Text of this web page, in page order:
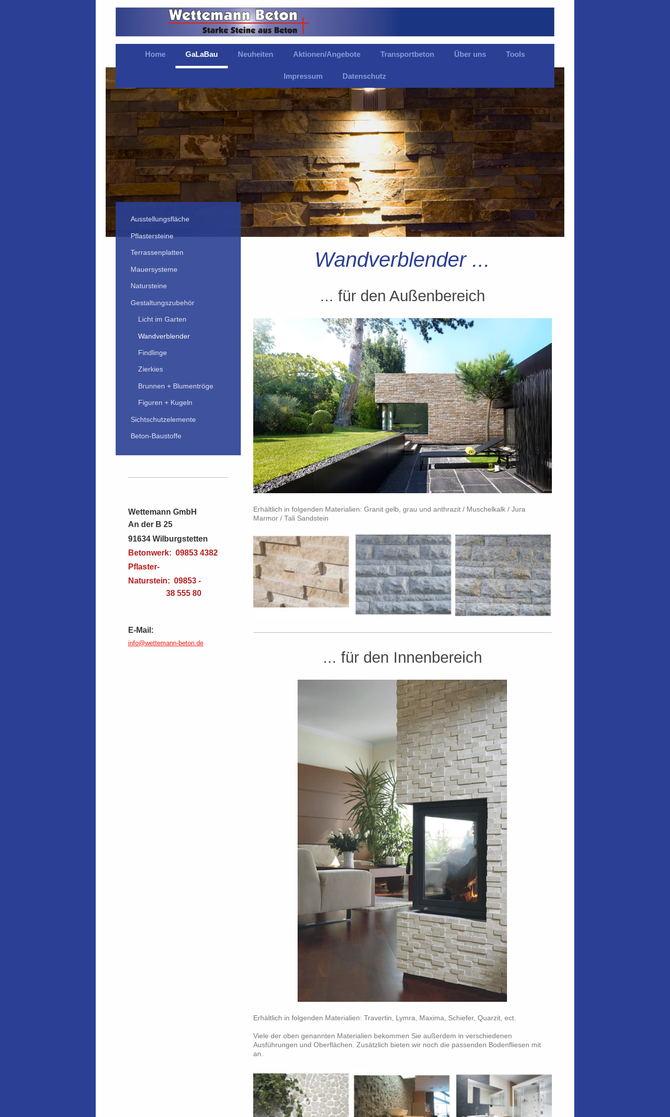
Home GaLaBau Neuheiten Aktionen/Angebote Transportbeton Über uns Tools
Impressum Datenschutz
Wandverblender ...
... für den Außenbereich
Erhältlich in folgenden Materialien: Granit gelb, grau und anthrazit / Muschelkalk / Jura
Marmor / Tali Sandstein
... für den Innenbereich
Erhältlich in folgenden Materialien: Travertin, Lymra, Maxima, Schiefer, Quarzit, ect.
Viele der oben genannten Materialien bekommen Sie außerdem in verschiedenen
Ausführungen und Oberflächen. Zusätzlich bieten wir noch die passenden Bodenfliesen mit
an.
Ausstellungsfläche
Pflastersteine
Terrassenplatten
Mauersysteme
Natursteine
Gestaltungszubehör
Licht im Garten
Wandverblender
Findlinge
Zierkies
Brunnen + Blumentröge
Figuren + Kugeln
Sichtschutzelemente
Beton-Baustoffe
Wettemann GmbH
An der B 25
91634 Wilburgstetten
Betonwerk: 09853 4382
Pflaster-
Naturstein: 09853 -
38 555 80
E-Mail:
info@wettemann-beton.de